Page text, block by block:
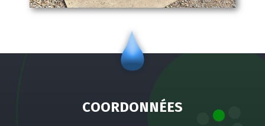
COORDONNÉES